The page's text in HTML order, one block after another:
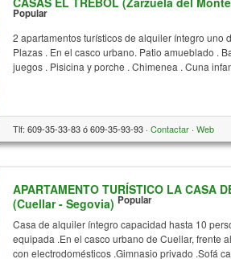
Popular
2 apartamentos turísticos de alquiler íntegro uno
Plazas . En el casco urbano. Patio amueblado .
juegos . Pisicina y porche . Chimenea . Cuna
Tlf: 609-35-33-83 ó 609-35-93-93 · Contactar · Web
APARTAMENTO TURÍSTICO LA CASA
(Cuellar - Segovia) Popular
Casa de alquiler íntegro capacidad hasta 10
equipada .En el casco urbano de Cuellar, frente
con electrodomésticos .Gimnasio privado .Sofá